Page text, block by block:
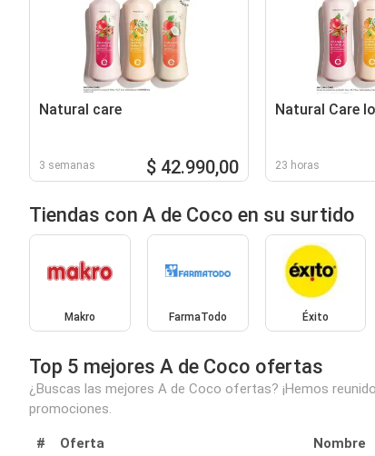
Natural care
3 semanas $ 42.990,00
Natural Care
23 horas
Tiendas con A de Coco en su surtido
Makro FarmaTodo Éxito
Top 5 mejores A de Coco ofertas
¿Buscas las mejores A de Coco ofertas? ¡Hemos
promociones.
# Oferta Nombre